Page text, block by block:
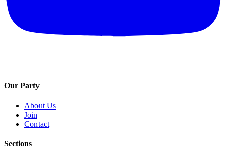
Our Party
About Us
Join
Contact
Sections